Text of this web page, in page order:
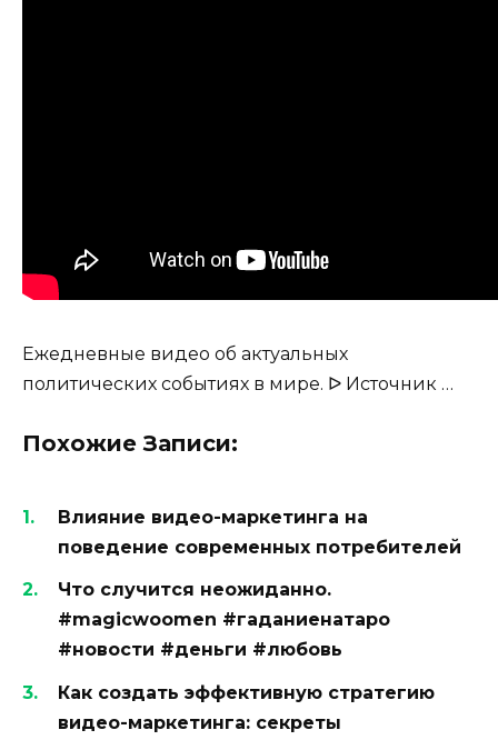
Ежедневные видео об актуальных
политических событиях в мире. ᐅ Источник …
Похожие Записи:
Влияние видео-маркетинга на
поведение современных потребителей
Что случится неожиданно.
#magicwoomen #гаданиенатаро
#новости #деньги #любовь
Как создать эффективную стратегию
видео-маркетинга: секреты